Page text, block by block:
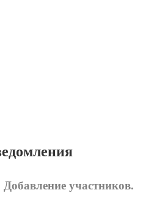
участников.